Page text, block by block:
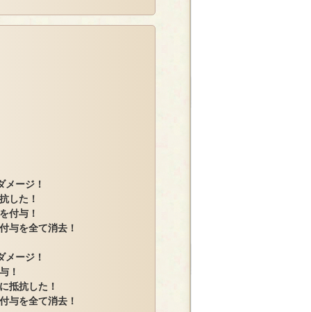
ージ！
した！
付与！
与を全て消去！
ージ！
！
抵抗した！
与を全て消去！